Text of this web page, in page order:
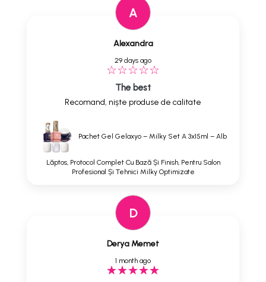
A
Alexandra
29 days ago
The best
Recomand, niște produse de calitate
Pachet Gel Gelaxyo – Milky Set A 3x15ml – Alb
Lăptos, Protocol Complet Cu Bază Și Finish, Pentru Salon
Profesional Și Tehnici Milky Optimizate
D
Derya Memet
1 month ago